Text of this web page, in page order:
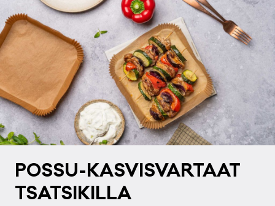
POS­SU-KAS­VIS­VAR­TAAT
TSAT­SI­KIL­LA